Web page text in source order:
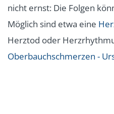
nicht ernst: Die Folgen
Möglich sind etwa eine
Herztod oder
Oberbauchschmerzen -